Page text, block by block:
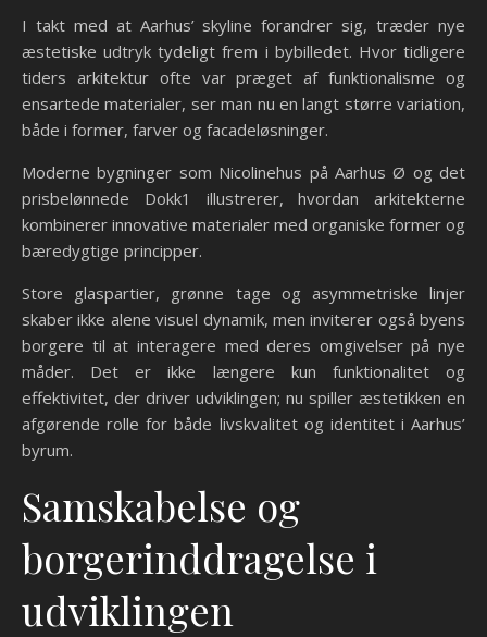
I takt med at Aarhus’ skyline forandrer sig, træder nye
æstetiske udtryk tydeligt frem i bybilledet. Hvor tidligere
tiders arkitektur ofte var præget af funktionalisme og
ensartede materialer, ser man nu en langt større variation,
både i former, farver og facadeløsninger.
Moderne bygninger som Nicolinehus på Aarhus Ø og det
prisbelønnede Dokk1 illustrerer, hvordan arkitekterne
kombinerer innovative materialer med organiske former og
bæredygtige principper.
Store glaspartier, grønne tage og asymmetriske linjer
skaber ikke alene visuel dynamik, men inviterer også byens
borgere til at interagere med deres omgivelser på nye
måder. Det er ikke længere kun funktionalitet og
effektivitet, der driver udviklingen; nu spiller æstetikken en
afgørende rolle for både livskvalitet og identitet i Aarhus’
byrum.
Samskabelse og
borgerinddragelse i
udviklingen